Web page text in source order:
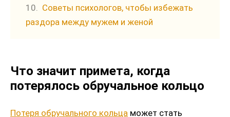
Советы психологов, чтобы избежать
раздора между мужем и женой
Что значит примета, когда
потерялось обручальное кольцо
Потеря обручального кольца может стать